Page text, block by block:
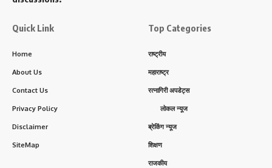
Quick Link
Home
About Us
Contact Us
Privacy Policy
Disclaimer
SiteMap
Top Categories
राष्ट्रीय
महाराष्ट्र
रत्नागिरी अपडेट्स
लोकल न्यूज
ब्रेकिंग न्यूज
शिक्षण
राजकीय